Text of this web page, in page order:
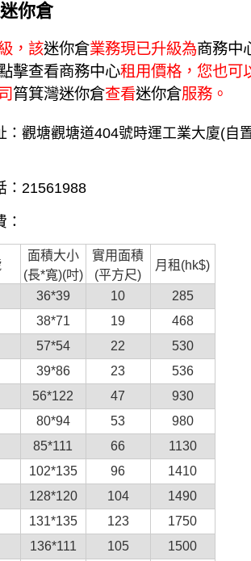
你倉
，該迷你倉業務現已升級為商務中
擊查看商務中心租用價格，您也可
筲箕灣迷你倉查看迷你倉服務。
：觀塘觀塘道404號時運工業大廈(自
：21561988
：
面積大小
(長*寬)(吋)
實用面積
(平方尺)
月租(hk$)
36*39 10
285
38*71
19
468
57*54
22
530
39*86
23
536
56*122
47
930
80*94
53
980
85*111
66
1130
102*135
96
1410
128*120
104
1490
131*135
123
1750
136*111
105
1500